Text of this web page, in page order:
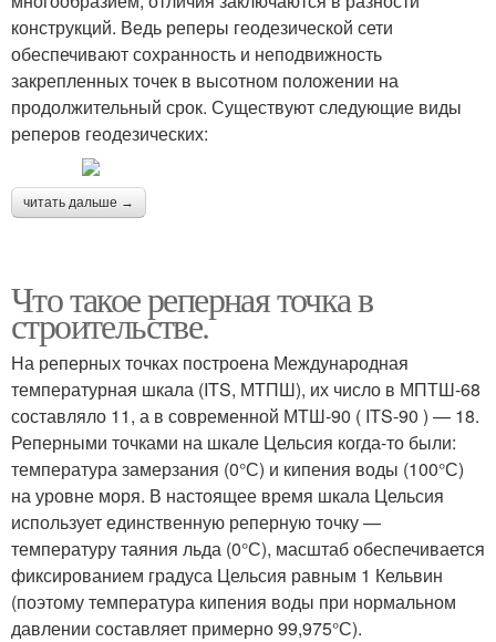
конструкций. Ведь реперы геодезической сети
обеспечивают сохранность и неподвижность
закрепленных точек в высотном положении на
продолжительный срок. Существуют следующие виды
реперов геодезических:
читать дальше →
Что такое реперная точка в
строительстве.
На реперных точках построена Международная
температурная шкала (ITS, МТПШ), их число в МПТШ-68
составляло 11, а в современной МТШ-90 ( ITS-90 ) — 18.
Реперными точками на шкале Цельсия когда-то были:
температура замерзания (0°С) и кипения воды (100°С)
на уровне моря. В настоящее время шкала Цельсия
использует единственную реперную точку —
температуру таяния льда (0°С), масштаб обеспечивается
фиксированием градуса Цельсия равным 1 Кельвин
(поэтому температура кипения воды при нормальном
давлении составляет примерно 99,975°С).